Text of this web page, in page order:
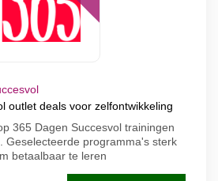
outlet deals voor zelfontwikkeling
365 Dagen Succesvol trainingen
Geselecteerde programma's sterk
betaalbaar te leren